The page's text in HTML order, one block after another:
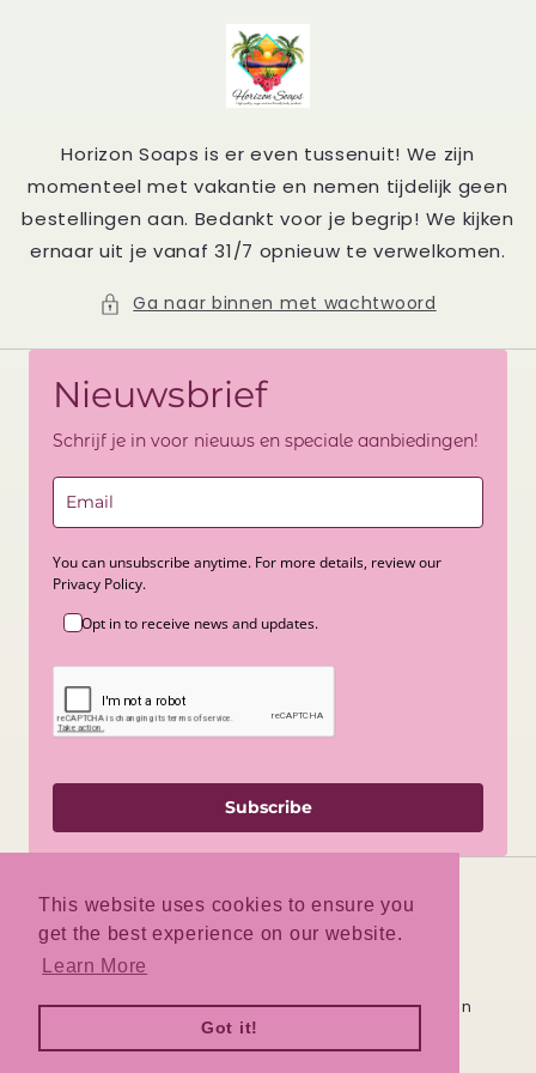
This website uses cookies to ensure you
get the best experience on our website.
Learn More
Got it!
Horizon Soaps is er even tussenuit! We zijn
momenteel met vakantie en nemen tijdelijk geen
bestellingen aan. Bedankt voor je begrip! We kijken
ernaar uit je vanaf 31/7 opnieuw te verwelkomen.
Ga naar binnen met wachtwoord
Nieuwsbrief
Schrijf je in voor nieuws en speciale aanbiedingen!
You can unsubscribe anytime. For more details, review our
Privacy Policy.
Opt in to receive news and updates.
Subscribe
FacebookInstagram
TikTok
Deze winkel wordt door
aangedreven
Ben je de winkeleigenaar?Log hier in